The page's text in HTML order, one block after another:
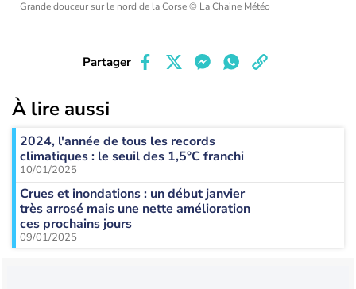
Grande douceur sur le nord de la Corse© La Chaine Météo
Partager
À lire aussi
2024, l'année de tous les records
climatiques : le seuil des 1,5°C franchi
10/01/2025
Crues et inondations : un début janvier
très arrosé mais une nette amélioration
ces prochains jours
09/01/2025